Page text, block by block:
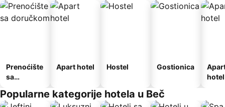
Prenoćište
sa
Apart hotel Hostel Gostionica
hotel
Popularne kategorije hotela u Beč